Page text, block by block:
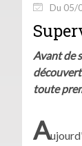
Du 05/
Avant de
toute
A